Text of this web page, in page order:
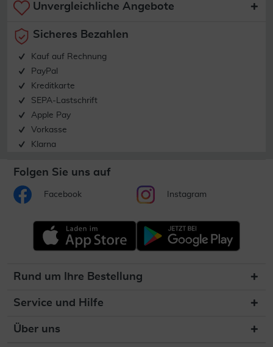
Unvergleichliche Angebote
Sicheres Bezahlen
Kauf auf Rechnung
PayPal
Kreditkarte
SEPA-Lastschrift
Apple Pay
Vorkasse
Klarna
Folgen Sie uns auf
Facebook Instagram
Rund um Ihre Bestellung
Service und Hilfe
Über uns